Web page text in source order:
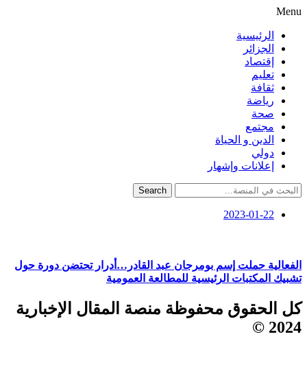
Menu
الرئيسية
الجزائر
إقتصاد
تعليم
ثقافة
رياضة
صحة
مجتمع
الدين و الحياة
دولي
إعلانات وإشهار
Search
2023-01-22
الفعالية حملت إسم بومرجان عبد القادر…أدرار تحتضن دورة حول
تشبيك المكتبات الرئيسية للمطالعة العمومية
كل الحقوق محفوظة منصة المقال الإخبارية
2024 ©